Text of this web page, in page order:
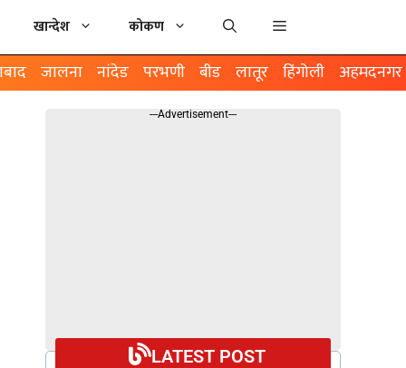
खान्देश कोकण
जालना नांदेड परभणी बीड लातूर हिंगोली अहमदनगर
---Advertisement---
LATEST POST